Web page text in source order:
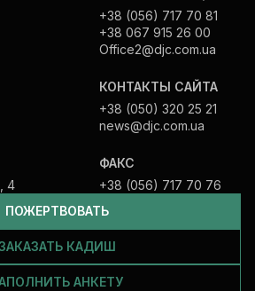
ПОЖЕРТВОВАТЬ
КАДИШ
АНКЕТУ
4
+38 (056) 717 70 81
+38 067 915 26 00
Office2@djc.com.ua
КОНТАКТЫ САЙТА
+38 (050) 320 25 21
news@djc.com.ua
ФАКС
+38 (056) 717 70 76